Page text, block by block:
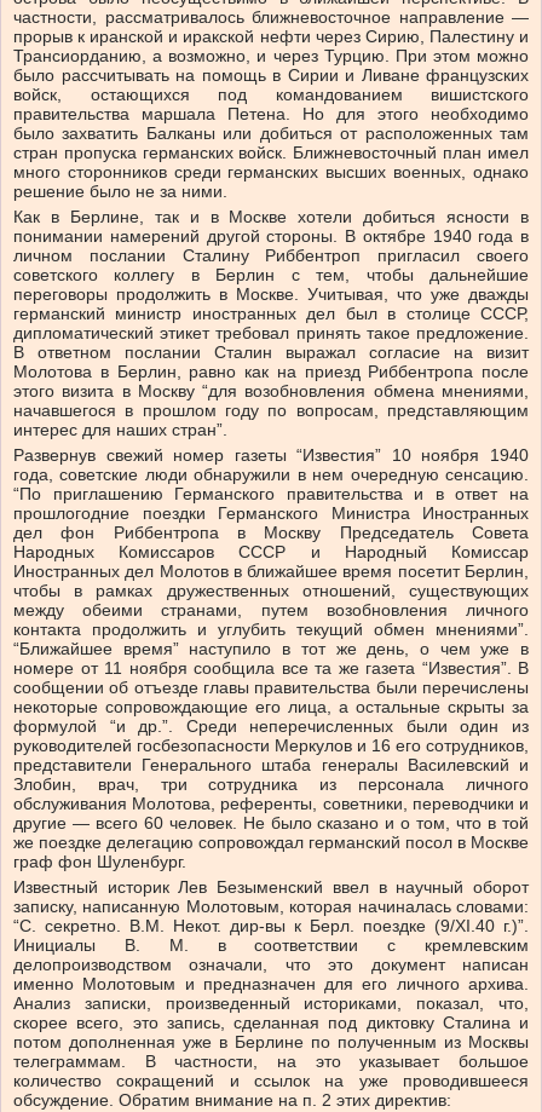
частности, рассматривалось ближневосточное направление —
прорыв к иранской и иракской нефти через Сирию, Палестину и
Трансиорданию, а возможно, и через Турцию. При этом можно
было рассчитывать на помощь в Сирии и Ливане французских
войск, остающихся под командованием вишистского
правительства маршала Петена. Но для этого необходимо
было захватить Балканы или добиться от расположенных там
стран пропуска германских войск. Ближневосточный план имел
много сторонников среди германских высших военных, однако
решение было не за ними.
Как в Берлине, так и в Москве хотели добиться ясности в
понимании намерений другой стороны. В октябре 1940 года в
личном послании Сталину Риббентроп пригласил своего
советского коллегу в Берлин с тем, чтобы дальнейшие
переговоры продолжить в Москве. Учитывая, что уже дважды
германский министр иностранных дел был в столице СССР,
дипломатический этикет требовал принять такое предложение.
В ответном послании Сталин выражал согласие на визит
Молотова в Берлин, равно как на приезд Риббентропа после
этого визита в Москву “для возобновления обмена мнениями,
начавшегося в прошлом году по вопросам, представляющим
интерес для наших стран”.
Развернув свежий номер газеты “Известия” 10 ноября 1940
года, советские люди обнаружили в нем очередную сенсацию.
“По приглашению Германского правительства и в ответ на
прошлогодние поездки Германского Министра Иностранных
дел фон Риббентропа в Москву Председатель Совета
Народных Комиссаров СССР и Народный Комиссар
Иностранных дел Молотов в ближайшее время посетит Берлин,
чтобы в рамках дружественных отношений, существующих
между обеими странами, путем возобновления личного
контакта продолжить и углубить текущий обмен мнениями”.
“Ближайшее время” наступило в тот же день, о чем уже в
номере от 11 ноября сообщила все та же газета “Известия”. В
сообщении об отъезде главы правительства были перечислены
некоторые сопровождающие его лица, а остальные скрыты за
формулой “и др.”. Среди неперечисленных были один из
руководителей госбезопасности Меркулов и 16 его сотрудников,
представители Генерального штаба генералы Василевский и
Злобин, врач, три сотрудника из персонала личного
обслуживания Молотова, референты, советники, переводчики и
другие — всего 60 человек. Не было сказано и о том, что в той
же поездке делегацию сопровождал германский посол в Москве
граф фон Шуленбург.
Известный историк Лев Безыменский ввел в научный оборот
записку, написанную Молотовым, которая начиналась словами:
“С. секретно. В.М. Некот. дир-вы к Берл. поездке (9/XI.40 г.)”.
Инициалы В. М. в соответствии с кремлевским
делопроизводством означали, что это документ написан
именно Молотовым и предназначен для его личного архива.
Анализ записки, произведенный историками, показал, что,
скорее всего, это запись, сделанная под диктовку Сталина и
потом дополненная уже в Берлине по полученным из Москвы
телеграммам. В частности, на это указывает большое
количество сокращений и ссылок на уже проводившееся
обсуждение. Обратим внимание на п. 2 этих директив: